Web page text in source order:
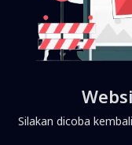
Silakan dicoba